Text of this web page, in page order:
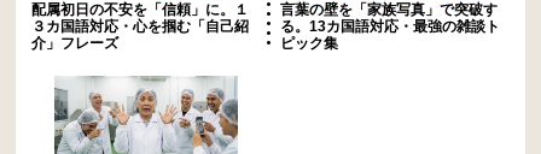
配属初日の不安を「信頼」に。１
３カ国語対応・心を掴む「自己紹
介」フレーズ
言葉の壁を「家族写真」で突破す
る。13カ国語対応・最強の雑談ト
ピック集